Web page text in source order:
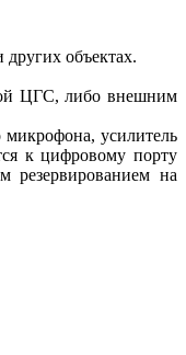
объектах.
ЦГС, либо внешним
усилитель
к цифровому порту
на